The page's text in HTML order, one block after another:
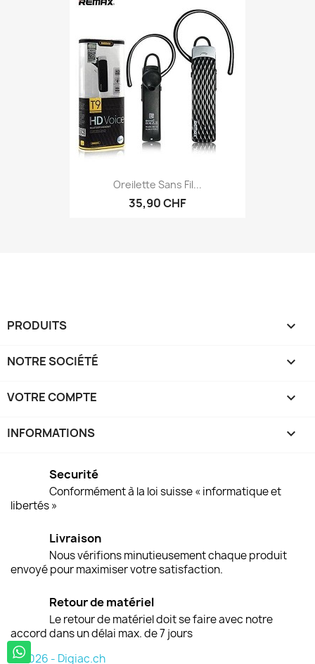
Oreilette Sans Fil...
35,90 CHF
PRODUITS 
NOTRE SOCIÉTÉ 
VOTRE COMPTE 
INFORMATIONS keyboard_arrow_down
Securité
Conformément à la loi suisse « informatique et
libertés »
Livraison
Nous vérifions minutieusement chaque produit
envoyé pour maximiser votre satisfaction.
Retour de matériel
Le retour de matériel doit se faire avec notre
accord dans un délai max. de 7 jours
© 2026 - Digiac.ch